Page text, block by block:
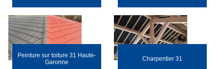
Peinture sur toiture 31 Haute-
Garonne
Charpentier 31